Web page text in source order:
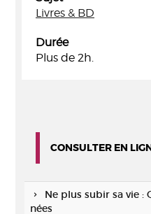
Livres & BD
Durée
Plus de 2h.
CONSULTER EN
Ne plus subir sa vie
nées